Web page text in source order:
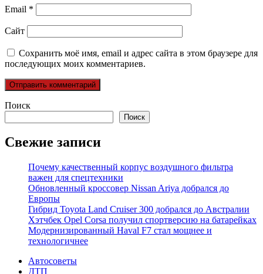
Email *
Сайт
Сохранить моё имя, email и адрес сайта в этом браузере для
последующих моих комментариев.
Поиск
Поиск
Свежие записи
Почему качественный корпус воздушного фильтра
важен для спецтехники
Обновленный кроссовер Nissan Ariya добрался до
Европы
Гибрид Toyota Land Cruiser 300 добрался до Австралии
Хэтчбек Opel Corsa получил спортверсию на батарейках
Модернизированный Haval F7 стал мощнее и
технологичнее
Автосоветы
ДТП